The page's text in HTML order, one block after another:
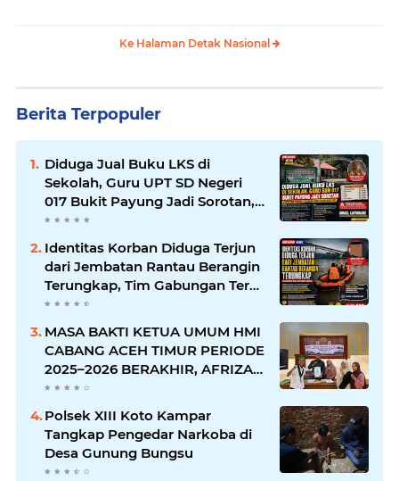
Ke Halaman Detak Nasional
Berita Terpopuler
Diduga Jual Buku LKS di
Sekolah, Guru UPT SD Negeri
017 Bukit Payung Jadi Sorotan,
Disdikpora Kampar Tegaskan
Tidak Pernah Beri Izin
Identitas Korban Diduga Terjun
dari Jembatan Rantau Berangin
Terungkap, Tim Gabungan Terus
Sisir Sungai Kampar
MASA BAKTI KETUA UMUM HMI
CABANG ACEH TIMUR PERIODE
2025–2026 BERAKHIR, AFRIZAL:
AMANAH TELAH DITUNAIKAN,
PERJUANGAN AKAN TERUS
BERLANJUT
Polsek XIII Koto Kampar
Tangkap Pengedar Narkoba di
Desa Gunung Bungsu